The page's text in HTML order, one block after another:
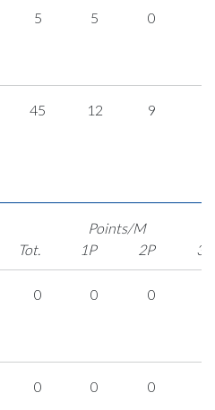
5 5 0
45 12 9
Points/M
Tot.
1P 2P 3P
0 0 0
0 0 0